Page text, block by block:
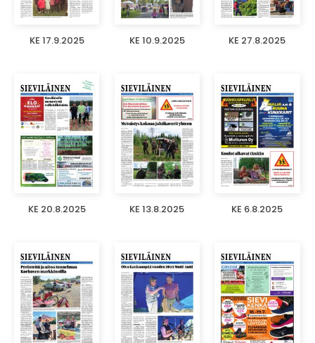
KE 17.9.2025 KE 10.9.2025 KE 27.8.2025
KE 20.8.2025 KE 13.8.2025 KE 6.8.2025